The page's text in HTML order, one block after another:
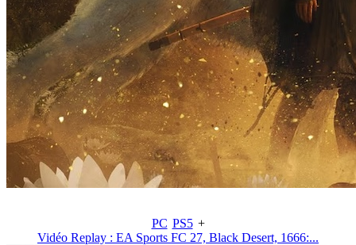
PC PS5 +
Vidéo Replay : EA Sports FC 27, Black Desert, 1666:...